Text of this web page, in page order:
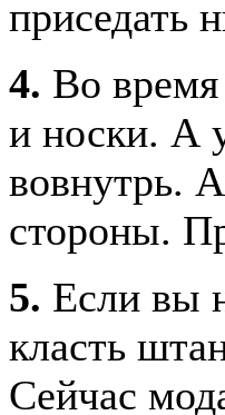
приседать
4. Во время
и носки. А
вовнутрь.
стороны.
5. Если вы
класть
Сейчас